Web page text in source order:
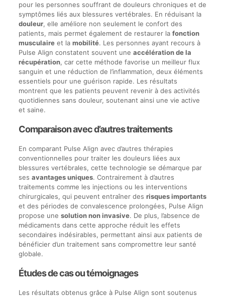
pour les personnes souffrant de douleurs chroniques et de
symptômes liés aux blessures vertébrales. En réduisant la
douleur, elle améliore non seulement le confort des
patients, mais permet également de restaurer la fonction
musculaireet la mobilité. Les personnes ayant recours à
Pulse Align constatent souvent une accélération de la
récupération, car cette méthode favorise un meilleur flux
sanguin et une réduction de l’inflammation, deux éléments
essentiels pour une guérison rapide. Les résultats
montrent que les patients peuvent revenir à des activités
quotidiennes sans douleur, soutenant ainsi une vie active
et saine.
Comparaison avec d’autres traitements
En comparant Pulse Align avec d’autres thérapies
conventionnelles pour traiter les douleurs liées aux
blessures vertébrales, cette technologie se démarque par
ses avantages uniques. Contrairement à d’autres
traitements comme les injections ou les interventions
chirurgicales, qui peuvent entraîner des risques importants
et des périodes de convalescence prolongées, Pulse Align
propose une solution non invasive. De plus, l’absence de
médicaments dans cette approche réduit les effets
secondaires indésirables, permettant ainsi aux patients de
bénéficier d’un traitement sans compromettre leur santé
globale.
Études de cas ou témoignages
Les résultats obtenus grâce à Pulse Align sont soutenus